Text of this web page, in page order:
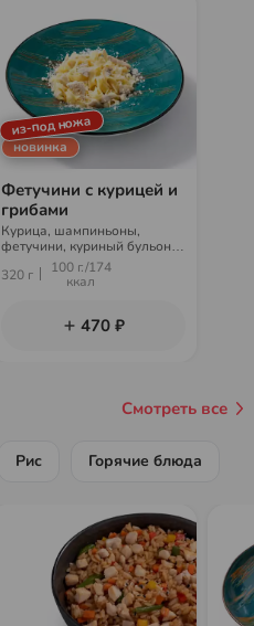
из-под ножа
новинка
Фетучини с курицей и
грибами
Курица, шампиньоны,
фетучини, куриный бульон,
сыр пармезан, чеснок,
сливки
320 г
100 г./174
ккал
470 ₽
Смотреть все
Рис Горячие блюда